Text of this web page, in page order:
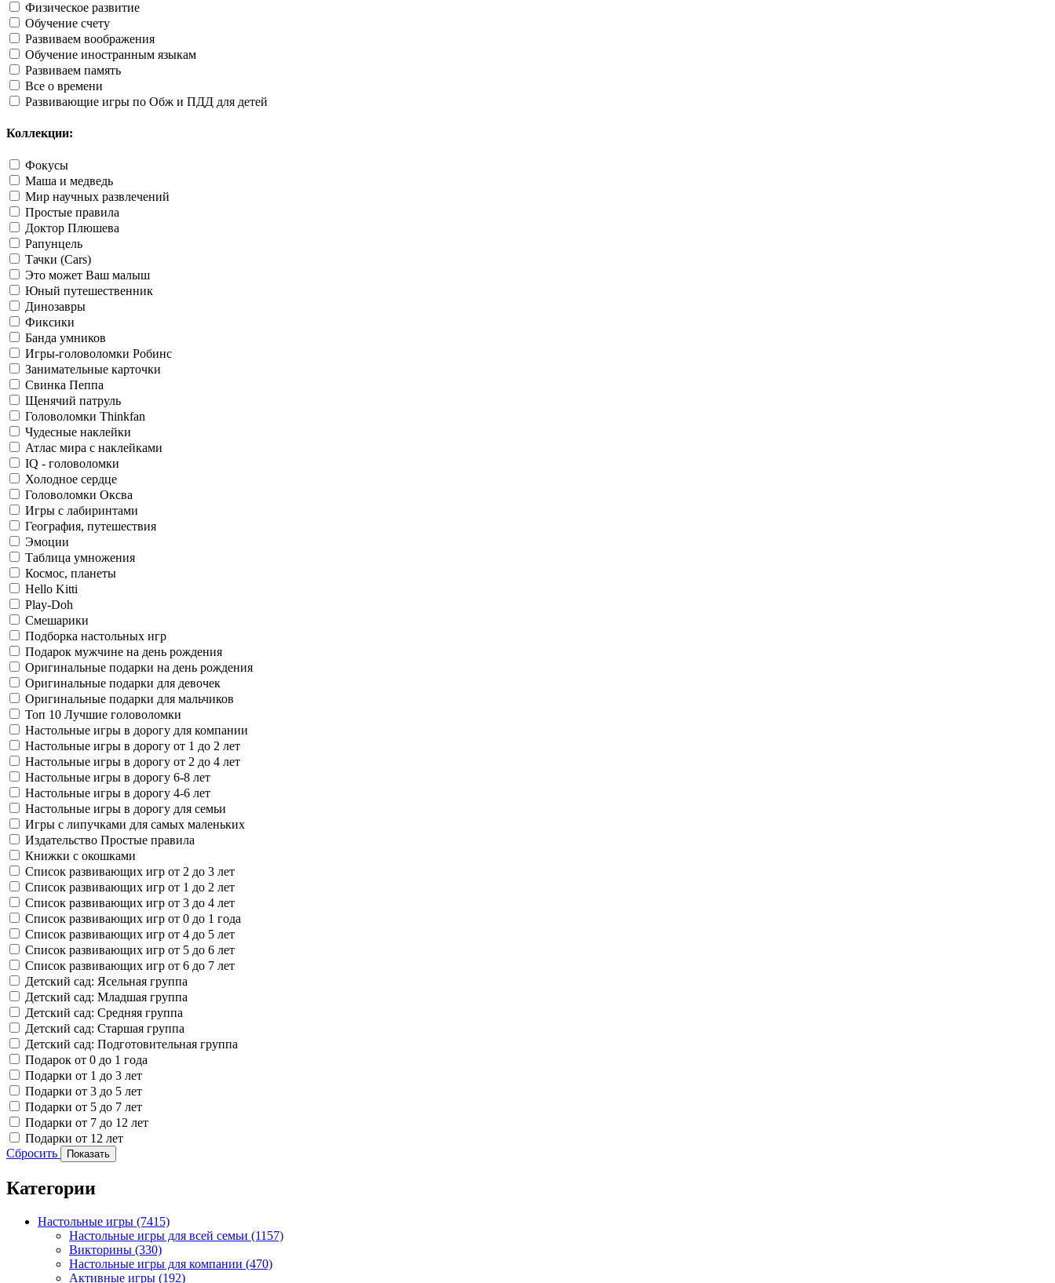
Физическое развитие
Обучение счету
Развиваем воображения
Обучение иностранным языкам
Развиваем память
Все о времени
Развивающие игры по Обж и ПДД для детей
Коллекции:
Фокусы
Маша и медведь
Мир научных развлечений
Простые правила
Доктор Плюшева
Рапунцель
Тачки (Cars)
Это может Ваш малыш
Юный путешественник
Динозавры
Фиксики
Банда умников
Игры-головоломки Робинс
Занимательные карточки
Свинка Пеппа
Щенячий патруль
Головоломки Thinkfan
Чудесные наклейки
Атлас мира с наклейками
IQ - головоломки
Холодное сердце
Головоломки Оксва
Игры с лабиринтами
География, путешествия
Эмоции
Таблица умножения
Космос, планеты
Hello Kitti
Play-Doh
Смешарики
Подборка настольных игр
Подарок мужчине на день рождения
Оригинальные подарки на день рождения
Оригинальные подарки для девочек
Оригинальные подарки для мальчиков
Топ 10 Лучшие головоломки
Настольные игры в дорогу для компании
Настольные игры в дорогу от 1 до 2 лет
Настольные игры в дорогу от 2 до 4 лет
Настольные игры в дорогу 6-8 лет
Настольные игры в дорогу 4-6 лет
Настольные игры в дорогу для семьи
Игры с липучками для самых маленьких
Издательство Простые правила
Книжки с окошками
Список развивающих игр от 2 до 3 лет
Список развивающих игр от 1 до 2 лет
Список развивающих игр от 3 до 4 лет
Список развивающих игр от 0 до 1 года
Список развивающих игр от 4 до 5 лет
Список развивающих игр от 5 до 6 лет
Список развивающих игр от 6 до 7 лет
Детский сад: Ясельная группа
Детский сад: Младшая группа
Детский сад: Средняя группа
Детский сад: Старшая группа
Детский сад: Подготовительная группа
Подарок от 0 до 1 года
Подарки от 1 до 3 лет
Подарки от 3 до 5 лет
Подарки от 5 до 7 лет
Подарки от 7 до 12 лет
Подарки от 12 лет
Сбросить
Показать
Категории
Настольные игры (7415)
Настольные игры для всей семьи (1157)
Викторины (330)
Настольные игры для компании (470)
Активные игры (192)